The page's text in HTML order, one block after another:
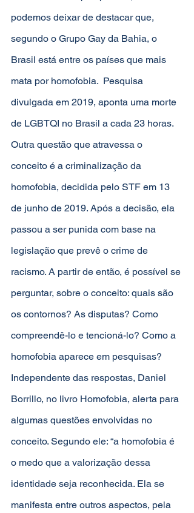
podemos deixar de destacar que,
segundo o Grupo Gay da Bahia, o
Brasil está entre os países que mais
mata por homofobia.  Pesquisa
divulgada em 2019, aponta uma morte
de LGBTQI no Brasil a cada 23 horas.
Outra questão que atravessa o
conceito é a criminalização da
homofobia, decidida pelo STF em 13
de junho de 2019. Após a decisão, ela
passou a ser punida com base na
legislação que prevê o crime de
racismo. A partir de então, é possível se
perguntar, sobre o conceito: quais são
os contornos? As disputas? Como
compreendê-lo e tencioná-lo? Como a
homofobia aparece em pesquisas?
Independente das respostas, Daniel
Borrillo, no livro Homofobia, alerta para
algumas questões envolvidas no
conceito. Segundo ele: “a homofobia é
o medo que a valorização dessa
identidade seja reconhecida. Ela se
manifesta entre outros aspectos, pela